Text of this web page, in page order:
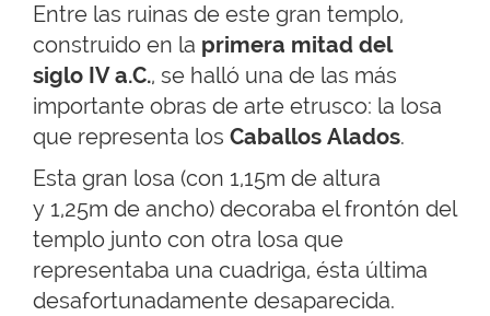
Entre las ruinas de este gran templo,
construido en la primera mitad del
siglo IV a.C., se halló una de las más
importante obras de arte etrusco: la losa
que representa los Caballos Alados.
Esta gran losa (con 1,15m de altura
y 1,25m de ancho) decoraba el frontón del
templo junto con otra losa que
representaba una cuadriga, ésta última
desafortunadamente desaparecida.